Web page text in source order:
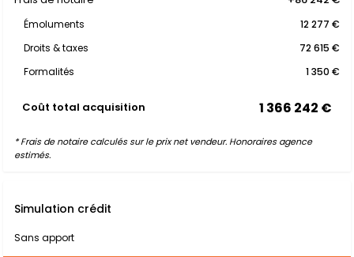
Émoluments
12 277 €
Droits & taxes
72 615 €
Formalités
1 350 €
Coût total acquisition 1 366 242 €
* Frais de notaire calculés sur le prix net vendeur. Honoraires agence
estimés.
Simulation crédit
Sans apport